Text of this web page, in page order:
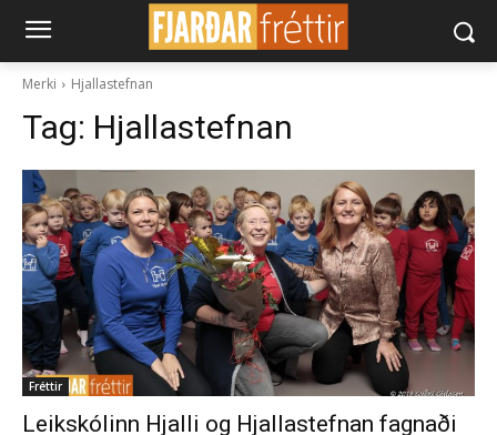
Merki Hjallastefnan
Tag: Hjallastefnan
Fréttir
Leikskólinn Hjalli og Hjallastefnan fagnaði